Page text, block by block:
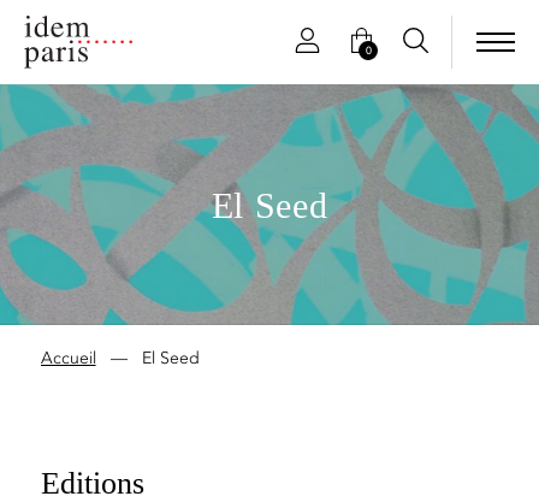
0
El Seed
Accueil — El Seed
Editions